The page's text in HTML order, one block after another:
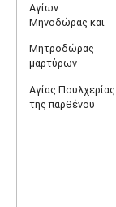
Αγίων
Μηνοδώρας και
Μητροδώρας
μαρτύρων
Αγίας Πουλχερίας
της παρθένου